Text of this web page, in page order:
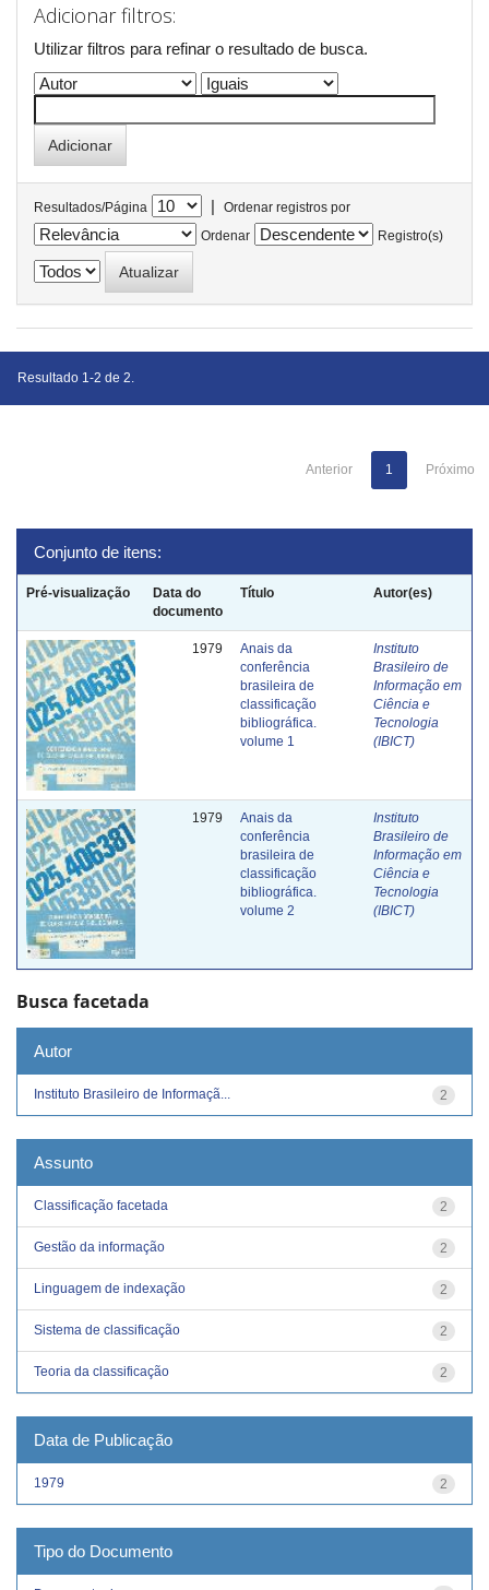
Adicionar filtros:
Utilizar filtros para refinar o resultado de busca.
Resultados/Página |
Ordenar registros por
Ordenar
Registro(s)
Resultado 1-2 de 2.
Anterior 1 Próximo
Conjunto de itens:
Pré-visualização
Data do
documento
Título Autor(es)
1979
Anais da
conferência
brasileira de
classificação
bibliográfica.
volume 1
Instituto
Brasileiro de
Informação em
Ciência e
Tecnologia
(IBICT)
1979
Anais da
conferência
brasileira de
classificação
bibliográfica.
volume 2
Instituto
Brasileiro de
Informação em
Ciência e
Tecnologia
(IBICT)
Busca facetada
Autor
2
Instituto Brasileiro de Informaçã...
Assunto
2
Classificação facetada
2
Gestão da informação
2
Linguagem de indexação
2
Sistema de classificação
2
Teoria da classificação
Data de Publicação
2
1979
Tipo do Documento